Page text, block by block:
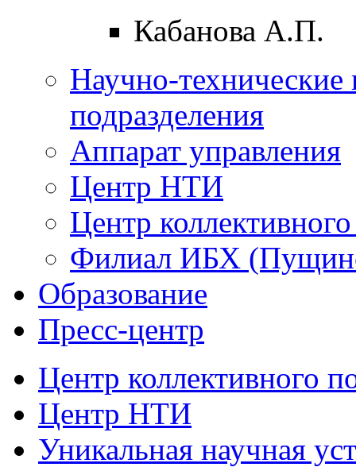
Кабанова А.П.
Научно-технические
подразделения
Аппарат управления
Центр НТИ
Центр
Филиал ИБХ
Образование
Пресс-центр
Центр коллективного
Центр НТИ
Уникальная научная